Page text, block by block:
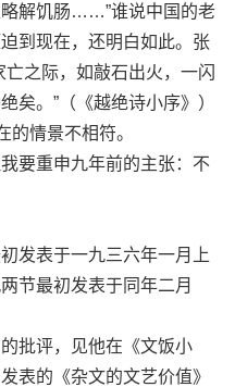
略解饥肠……”谁说中国的老
到现在，还明白如此。张
之际，如敲石出火，一闪
矣。”（《越绝诗小序》）
的情景不相符。
重申九年前的主张：不
表于一九三六年一月上
节最初发表于同年二月
批评，见他在《文饭小
表的《杂文的文艺价值》